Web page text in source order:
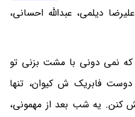
دیلمی، عبدالله احسانی،
که نمی دونی با مشت بزنی تو
فابریک ش کیوان، تنها
کنن. یه شب بعد از مهمونی،